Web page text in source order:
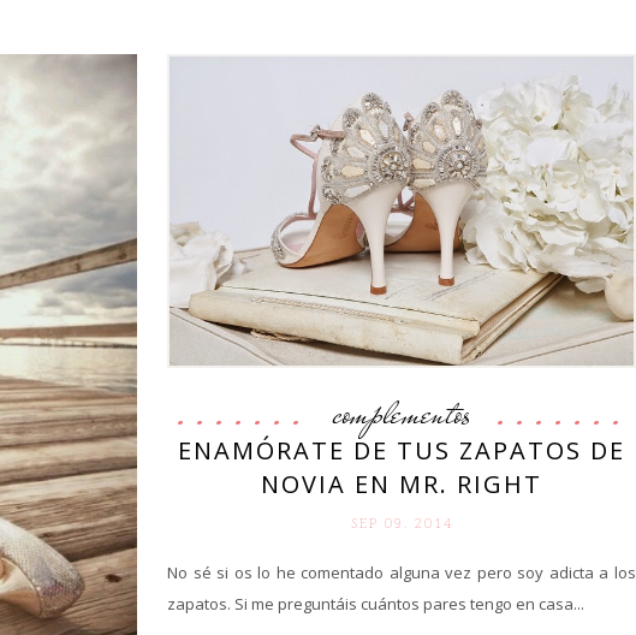
complementos
ENAMÓRATE DE TUS ZAPATOS DE
NOVIA EN MR. RIGHT
SEP 09. 2014
No sé si os lo he comentado alguna vez pero soy adicta a los
zapatos. Si me preguntáis cuántos pares tengo en casa...